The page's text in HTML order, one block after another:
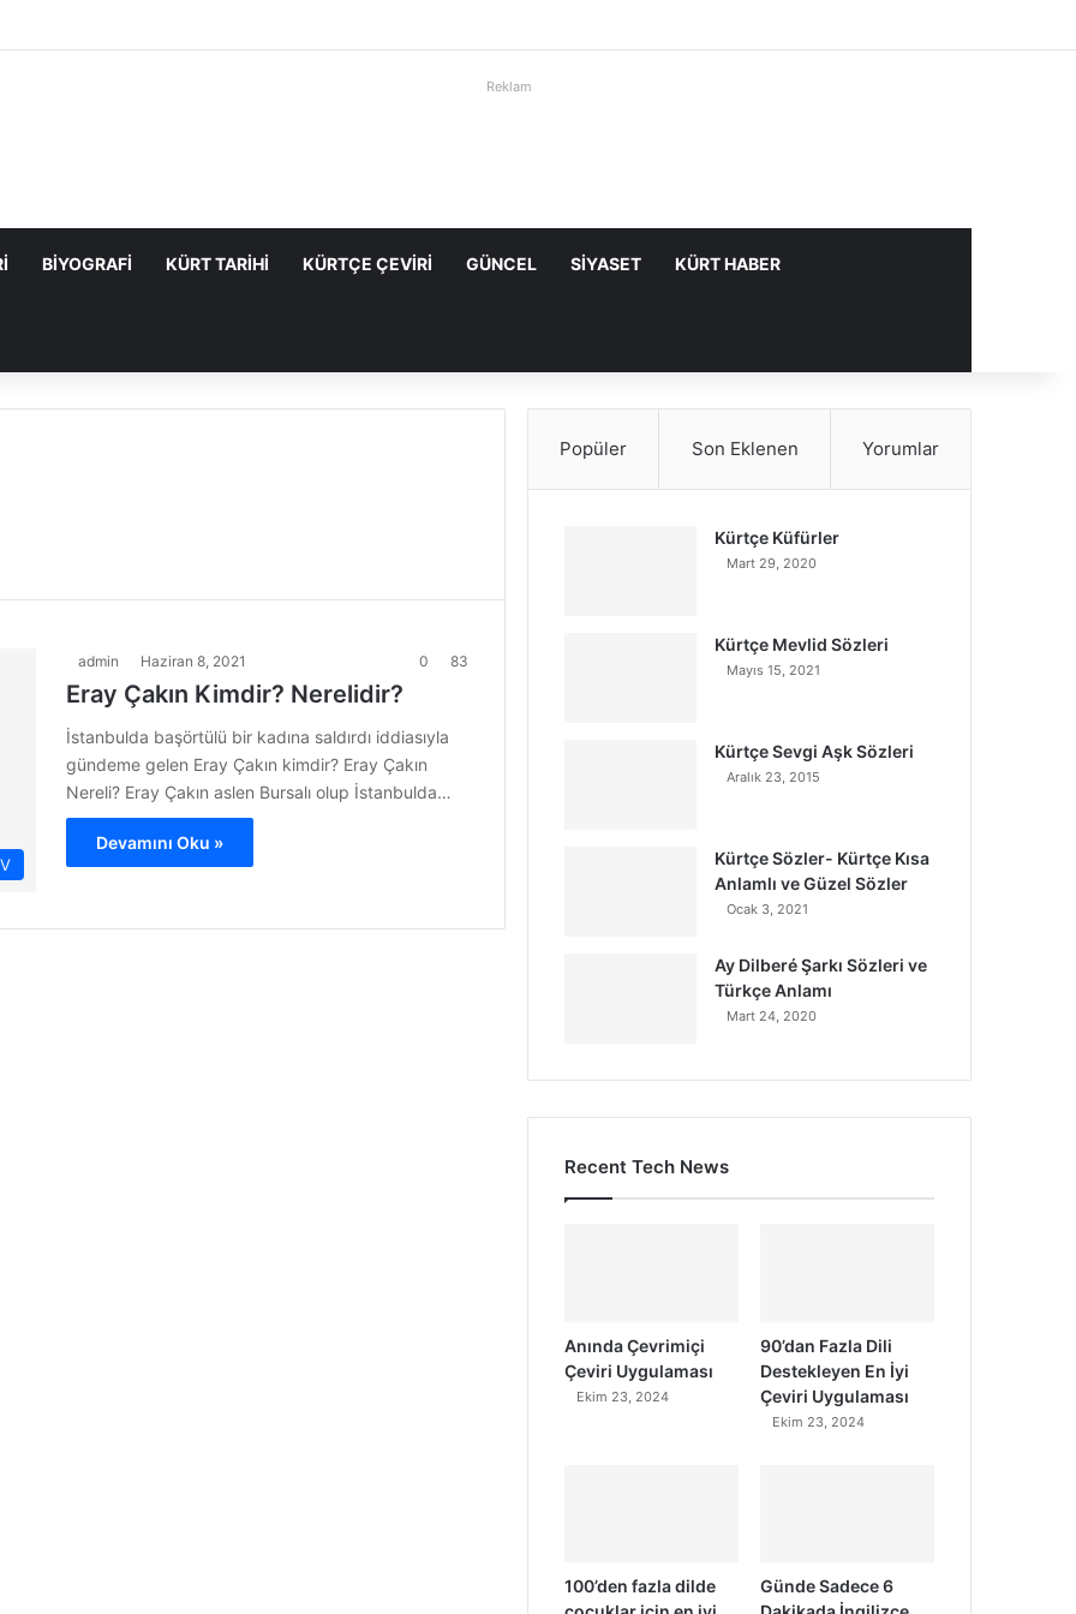
Reklam
BIYOGRAFI KÜRT TARIHI KÜRTÇE ÇEVIRI GÜNCEL SIYASET KÜRT HABER
admin Haziran 8, 2021 0 83
Eray Çakın Kimdir? Nerelidir?
İstanbulda başörtülü bir kadına saldırdı iddiasıyla
gündeme gelen Eray Çakın kimdir? Eray Çakın
Nereli? Eray Çakın aslen Bursalı olup İstanbulda…
Devamını Oku »
Popüler Son Eklenen Yorumlar
Kürtçe Küfürler
Mart 29, 2020
Kürtçe Mevlid Sözleri
Mayıs 15, 2021
Kürtçe Sevgi Aşk Sözleri
Aralık 23, 2015
Kürtçe Sözler- Kürtçe Kısa
Anlamlı ve Güzel Sözler
Ocak 3, 2021
Ay Dilberé Şarkı Sözleri ve
Türkçe Anlamı
Mart 24, 2020
Recent Tech News
Anında Çevrimiçi
Çeviri Uygulaması
Ekim 23, 2024
90’dan Fazla Dili
Destekleyen En İyi
Çeviri Uygulaması
Ekim 23, 2024
100’den fazla dilde
Günde Sadece 6